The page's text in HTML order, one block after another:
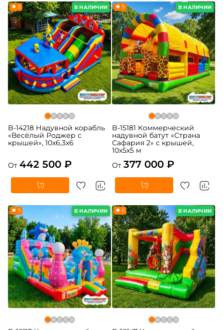
В НАЛИЧИИ
5
B-14218 Надувной корабль
«Весёлый Роджер с
крышей», 10х6,3х6
От 442 500 ₽
В НАЛИЧИИ
5
B-15181 Коммерческий
надувной батут «Страна
Сафария 2» с крышей,
10x5x5 м
От 377 000 ₽
В НАЛИЧИИ
5 В НАЛИЧИИ
5